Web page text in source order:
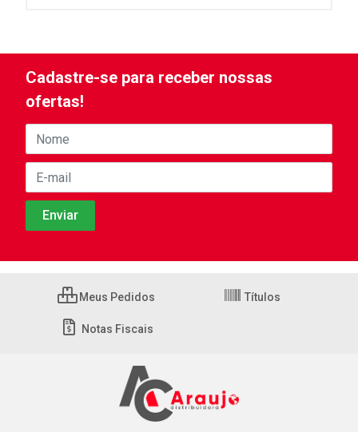
Cadastre-se para receber nossas
ofertas!
Meus Pedidos Títulos
Notas Fiscais